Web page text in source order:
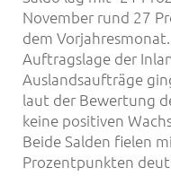
November rund 27
dem
Auftragslage der
Auslandsaufträge
laut der Bewertung
keine positiven
Beide Salden fielen
Prozentpunkten